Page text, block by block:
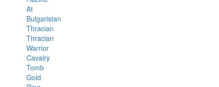
At
Bulgaristan
Thracian
Thracian
Warrior
Cavalry
Tomb
Gold